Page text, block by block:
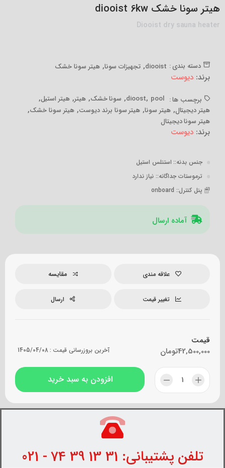
هیتر سونا خشک diooist 6kw
Diooist dry sauna heater
دسته بندی : diooist
, تجهیزات سونا,هیتر سونا خشک
برند: دیوست
برچسب ها : dioost, pool
, سونا خشک,هیتر, هیتر استیل,
هیتر دیجیتال,هیتر سونا, هیتر سونا برند دیوست, هیتر سونا خشک,
هیتر سونا دیجیتال
برند: دیوست
جنس بدنه:: استنلس استیل
ترموستات جداگانه:: نیاز ندارد
پنل کنترل:: onboard
آماده ارسال
علاقه مندی مقایسه
تغییر قیمت ارسال
قیمت
تومان42,500,000 آخرین بروزرسانی قیمت :1405/04/08
افزودن به سبد خرید
تلفن پشتیبانی: 31 13 39 74 - 021